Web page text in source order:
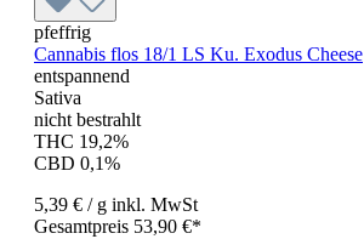
pfeffrig
Cannabis flos 18/1 LS Ku. Exodus Cheese
entspannend
Sativa
nicht bestrahlt
THC 19,2%
CBD 0,1%
5,39 € / g inkl. MwSt
Gesamtpreis 53,90 €*